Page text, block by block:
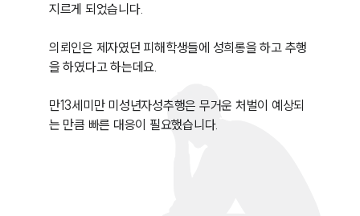
지르게 되었습니다.
의뢰인은 제자였던 피해학생들에 성희롱을 하고 추행
을 하였다고 하는데요.
만13세미만 미성년자성추행은 무거운 처벌이 예상되
는 만큼 빠른 대응이 필요했습니다.